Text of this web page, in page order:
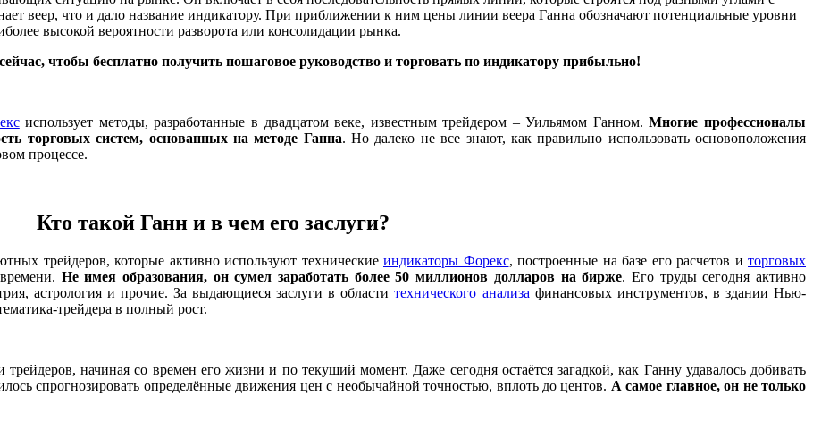
веер, что и дало название индикатору. При приближении к ним цены линии веера Ганна обозначают потенциальные уровни
высокой вероятности разворота или консолидации рынка.
чтобы бесплатно получить пошаговое руководство и торговать по индикатору прибыльно!
использует методы, разработанные в двадцатом веке, известным трейдером – Уильямом Ганном.Многие профессионалы
торговых систем, основанных на методе Ганна. Но далеко не все знают, как правильно использовать основоположения
процессе.
Кто такой Ганн и в чем его заслуги?
трейдеров, которые активно используют технические индикаторы Форекс, построенные на базе его расчетов и торговых
Не имея образования, он сумел заработать более 50 миллионов долларов на бирже. Его труды сегодня активно
астрология и прочие. За выдающиеся заслуги в областитехнического анализа финансовых инструментов, в здании Нью-
трейдера в полный рост.
начиная со времен его жизни и по текущий момент. Даже сегодня остаётся загадкой, как Ганну удавалось добивать
спрогнозировать определённые движения цен с необычайной точностью, вплоть до центов. А самое главное, он не только